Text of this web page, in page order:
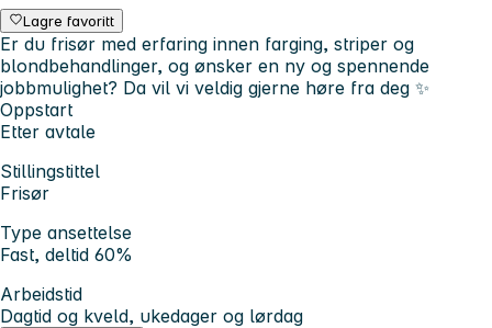
Lagre favoritt
Er du frisør med erfaring innen farging, striper og
blondbehandlinger, og ønsker en ny og spennende
jobbmulighet? Da vil vi veldig gjerne høre fra deg ✨
Oppstart
Etter avtale
Stillingstittel
Frisør
Type ansettelse
Fast, deltid 60%
Arbeidstid
Dagtid og kveld, ukedager og lørdag